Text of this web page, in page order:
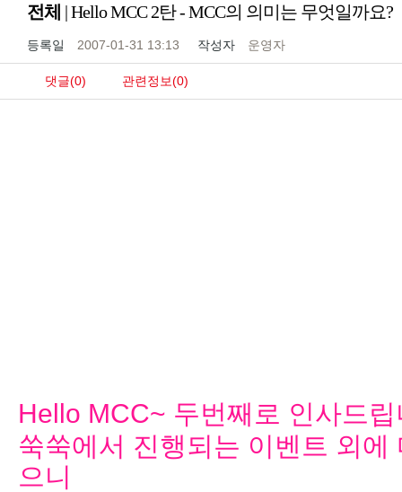
전체 | Hello MCC 2탄 - MCC의 의미는 무엇일까요?
등록일 2007-01-31 13:13 작성자 운영자
댓글(0) 관련정보(0)
Hello MCC~ 두번째로 인사드
쑥쑥에서 진행되는 이벤트 외에
으니